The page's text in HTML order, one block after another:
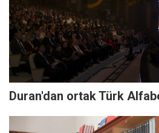
Duran'dan ortak Türk